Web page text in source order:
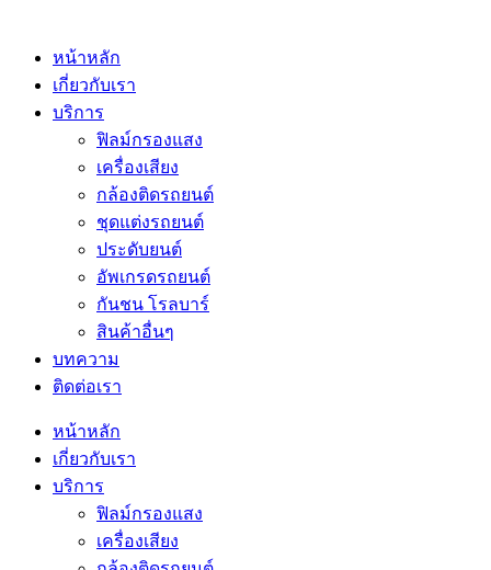
หน้าหลัก
เกี่ยวกับเรา
บริการ
ฟิลม์กรองแสง
เครื่องเสียง
กล้องติดรถยนต์
ชุดแต่งรถยนต์
ประดับยนต์
อัพเกรดรถยนต์
กันชน โรลบาร์
สินค้าอื่นๆ
บทความ
ติดต่อเรา
หน้าหลัก
เกี่ยวกับเรา
บริการ
ฟิลม์กรองแสง
เครื่องเสียง